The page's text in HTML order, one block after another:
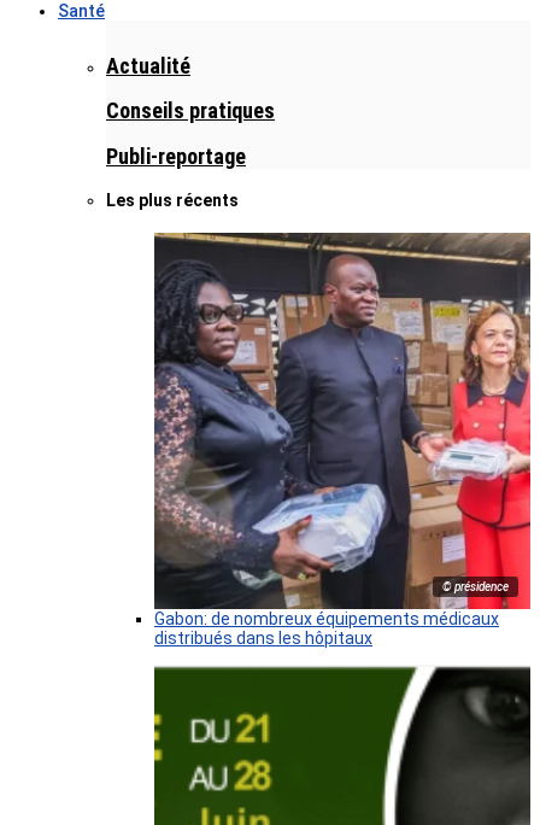
Santé
Actualité
Conseils pratiques
Publi-reportage
Les plus récents
© présidence
Gabon: de nombreux équipements médicaux
distribués dans les hôpitaux